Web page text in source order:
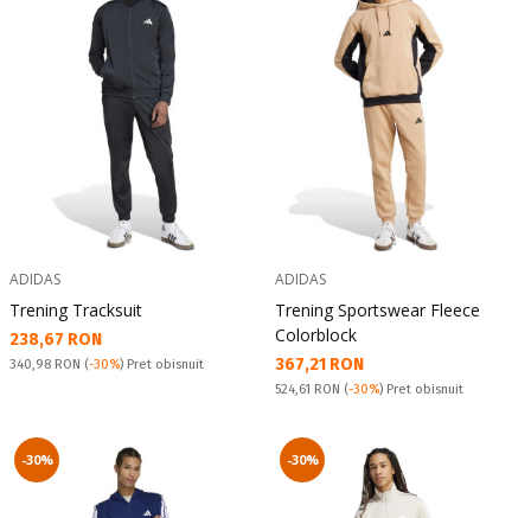
ADIDAS
Trening Tracksuit
Текуща цена:
238,67 RON
Pret obisnuit:
340,98 RON (-30%) Pret obisnuit
ADIDAS
Trening Sportswear Fleece
Colorblock
Текуща цена:
367,21 RON
Pret obisnuit:
524,61 RON (-30%) Pret obisnuit
-30% -30%